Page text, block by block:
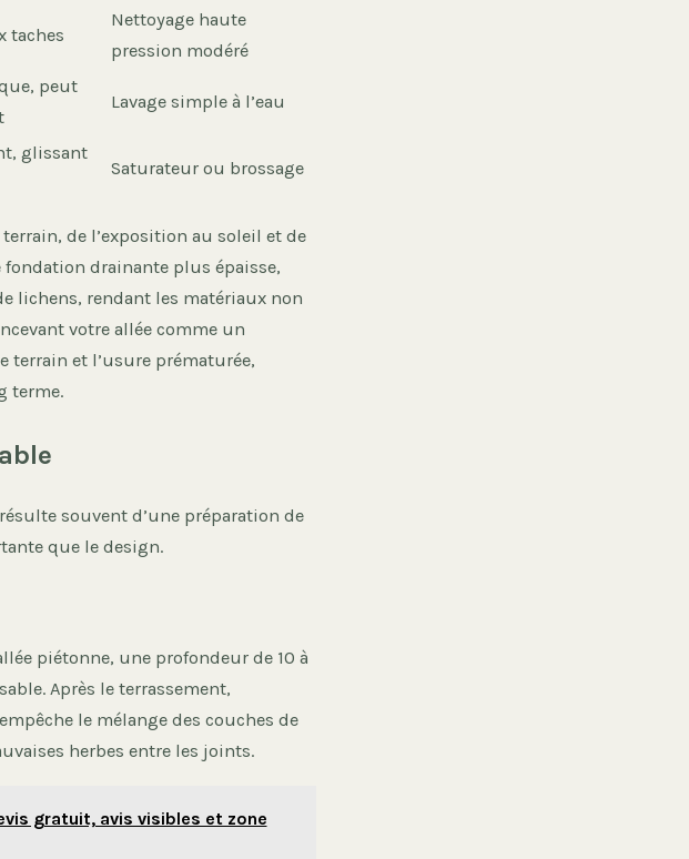
taches
Nettoyage haute
pression modéré
peut
Lavage simple à l’eau
glissant
Saturateur ou brossage
de l’exposition au soleil et de
drainante plus épaisse,
lichens, rendant les matériaux non
votre allée comme un
terrain et l’usure prématurée,
terme.
souvent d’une préparation de
que le design.
piétonne, une profondeur de 10 à
Après le terrassement,
le mélange des couches de
herbes entre les joints.
gratuit, avis visibles et zone